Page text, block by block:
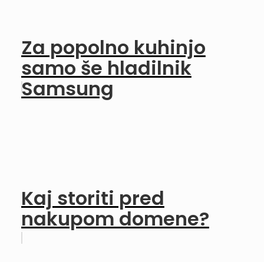
Za popolno kuhinjo
samo še hladilnik
Samsung
Kaj storiti pred
nakupom domene?